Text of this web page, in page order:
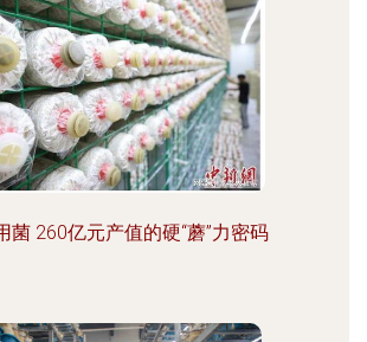
菌 260亿元产值的硬“蘑”力密码